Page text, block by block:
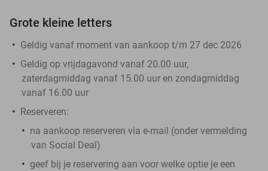
Grote kleine letters
Geldig vanaf moment van aankoop t/m 27 dec 2026
Geldig op vrijdagavond vanaf 20.00 uur,
zaterdagmiddag vanaf 15.00 uur en zondagmiddag
vanaf 16.00 uur
Reserveren:
na aankoop reserveren via e-mail (onder vermelding
van Social Deal)
geef bij je reservering aan voor welke optie je een